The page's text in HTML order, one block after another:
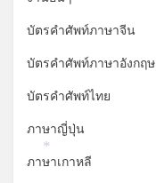
บัตรคำศัพท์ภาษาจีน
บัตรคำศัพท์ภาษาอังกฤษ
บัตรคำศัพท์ไทย
ภาษาญี่ปุ่น
ภาษาเกาหลี